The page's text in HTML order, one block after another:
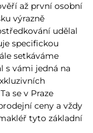
až první osobní
výrazně
udělal
specifickou
setkáváme
s vámi jedná na
se v Praze
ceny a vždy
tyto základní